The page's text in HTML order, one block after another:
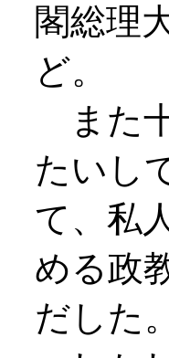
閣総理
ど。
また
たいし
て、私
める政
だした。